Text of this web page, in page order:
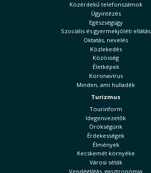
Közérdekű telefonszámok
Ügyintézés
Egészségügy
Szociális és gyermekjóléti ellátás
Oktatás, nevelés
Közlekedés
Közösség
Életképek
Koronavírus
Minden, ami hulladék
Turizmus
Tourinform
Idegenvezetők
Örökségünk
Érdekességek
Élmények
Kecskemét környéke
Városi séták
Vendéglátás, gasztronómia